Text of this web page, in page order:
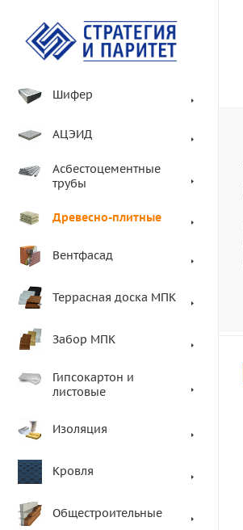
Шифер
АЦЭИД
Асбестоцементные
трубы
Древесно-плитные
Вентфасад
Террасная доска МПК
Забор МПК
Гипсокартон и
листовые
Изоляция
Кровля
Общестроительные